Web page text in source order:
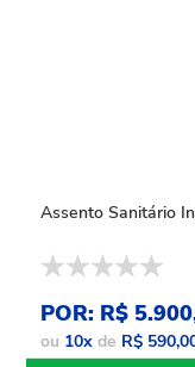
Assento Sanitário
POR: R$
ou 10x de R$